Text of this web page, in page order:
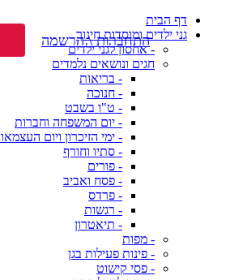
דף הבית
גני ילדים ומוסדות חינוך
- אחסון לגני ילדים
חגים ונושאים נלמדים
- בריאות
- חנוכה
- ט"ו בשבט
- יום המשפחה וחברות
- ימי הזיכרון ויום
- סתיו וחורף
- פורים
- פסח ואביב
- פרדס
- רגשות
- תיאטרון
- מפות
- פינות פעילות בגן
- פסי קישוט
התחברות \ הרשמה